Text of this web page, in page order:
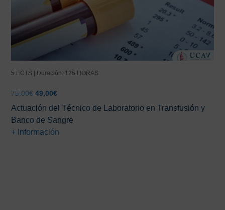
5 ECTS | Duración: 125 HORAS
75,00€ El
precio
original
era:
75,00€.
49,00€El
precio
actual
es:
49,00€.
Actuación del Técnico de Laboratorio en Transfusión y
Banco de Sangre
+ Información